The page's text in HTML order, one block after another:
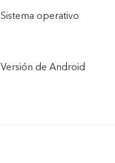
Sistema operativo
Versión de Android